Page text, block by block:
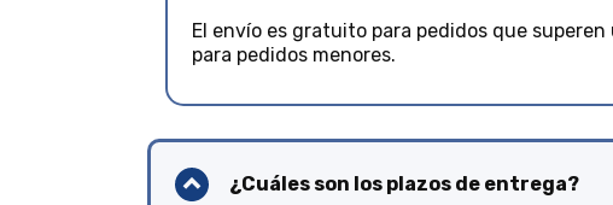
El envío es gratuito para pedidos que
para pedidos menores.
¿Cuáles son los plazos de entrega?